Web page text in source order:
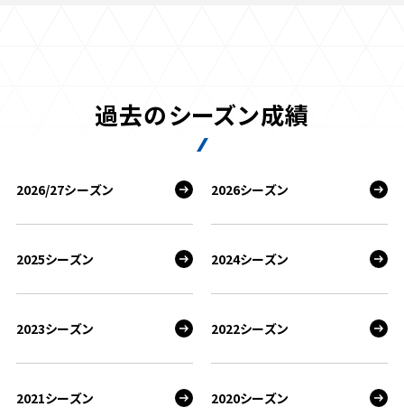
過去のシーズン成績
2026/27シーズン 2026シーズン
2025シーズン 2024シーズン
2023シーズン 2022シーズン
2021シーズン 2020シーズン